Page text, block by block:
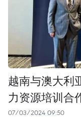
越南与澳大利
力资源培训合
07/03/2024 09:50